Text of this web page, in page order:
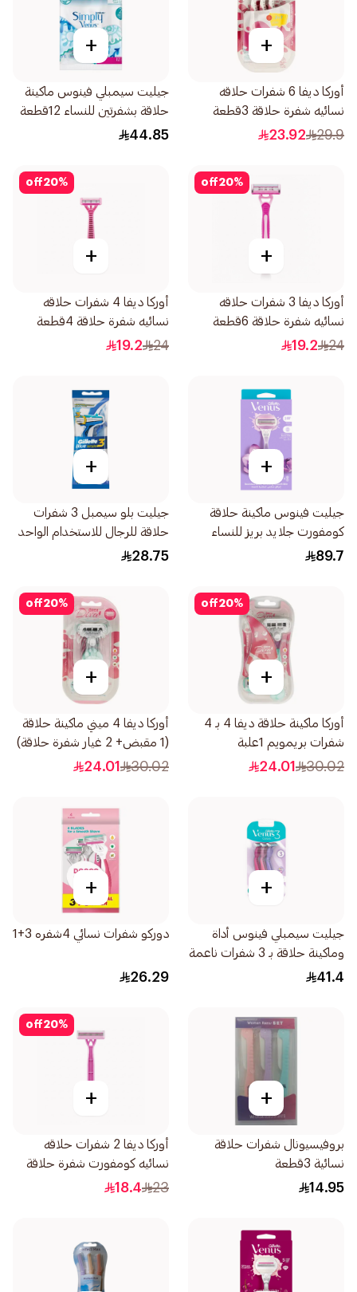
+
أوركا ديفا 6 شفرات حلاقه
نسائيه شفرة حلاقة 3قطعة
29.9
23.92
+
جيليت سيمبلي فينوس ماكينة
حلاقة بشفرتين للنساء 12قطعة
44.85
20%
off
+
أوركا ديفا 3 شفرات حلاقه
نسائيه شفرة حلاقة 6قطعة
24
19.2
20%
off
+
أوركا ديفا 4 شفرات حلاقه
نسائيه شفرة حلاقة 4قطعة
24
19.2
+
جيليت فينوس ماكينة حلاقة
كومفورت جلايد بريز للنساء
1قطعة
89.7
+
جيليت بلو سيمبل 3 شفرات
حلاقة للرجال للاستخدام الواحد
4قطعة
28.75
20%
off
+
أوركا ماكينة حلاقة ديفا 4 بـ 4
شفرات بريمويم 1علبة
30.02
24.01
20%
off
+
أوركا ديفا 4 ميني ماكينة حلاقة
(1 مقبض+ 2 غيار شفرة حلاقة)
1قطعة
30.02
24.01
+
جيليت سيمبلي فينوس أداة
وماكينة حلاقة بـ 3 شفرات ناعمة
3قطعة
41.4
+
دوركو شفرات نسائي 4شفره 3+1
26.29
+
بروفيسيونال شفرات حلاقة
نسائية 3قطعة
14.95
20%
off
+
أوركا ديفا 2 شفرات حلاقه
نسائيه كومفورت شفرة حلاقة
12قطعة
23
18.4